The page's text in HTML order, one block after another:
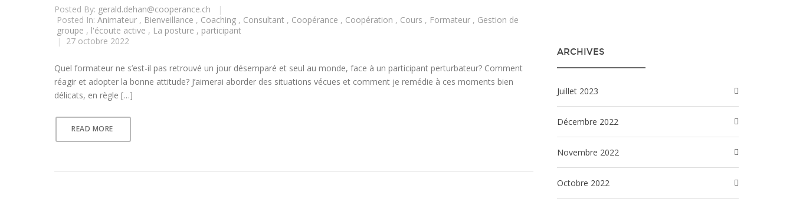
Posted By: gerald.dehan@cooperance.ch
|
Posted In: Animateur , Bienveillance , Coaching , Consultant , Coopérance , Coopération , Cours , Formateur , Gestion de
groupe , l'écoute active , La posture , participant
|
27 octobre 2022
Quel formateur ne s’est-il pas retrouvé un jour désemparé et seul au monde, face à un participant perturbateur? Comment
réagir et adopter la bonne attitude? J’aimerai aborder des situations vécues et comment je remédie à ces moments bien
délicats, en règle […]
READ MORE
ARCHIVES
juillet 2023
décembre 2022
novembre 2022
octobre 2022